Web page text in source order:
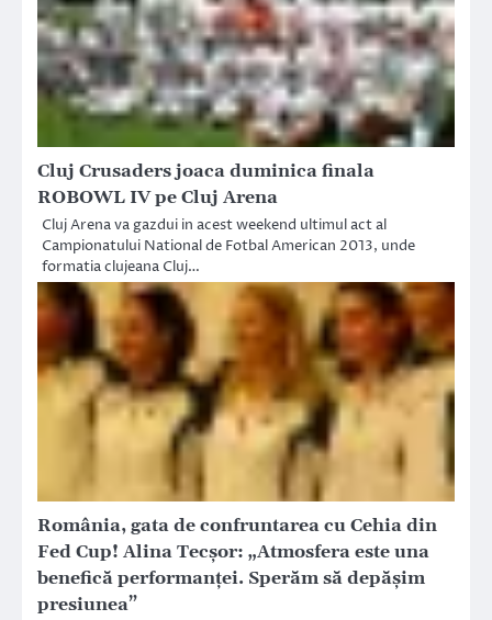
Cluj Crusaders joaca duminica finala
ROBOWL IV pe Cluj Arena
Cluj Arena va gazdui in acest weekend ultimul act al
Campionatului National de Fotbal American 2013, unde
formatia clujeana Cluj…
România, gata de confruntarea cu Cehia din
Fed Cup! Alina Tecșor: „Atmosfera este una
benefică performanței. Sperăm să depășim
presiunea”